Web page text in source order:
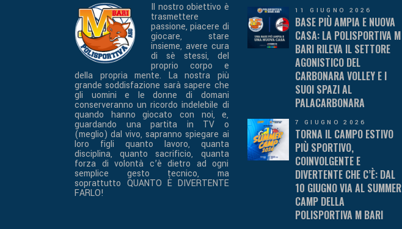
Il nostro obiettivo è
trasmettere
passione, piacere di
giocare, stare
insieme, avere cura
di sè stessi, del
proprio corpo e
della propria mente. La nostra più
grande soddisfazione sarà sapere che
gli uomini e le donne di domani
conserveranno un ricordo indelebile di
quando hanno giocato con noi, e,
guardando una partita in TV o
(meglio) dal vivo, sapranno spiegare ai
loro figli quanto lavoro, quanta
disciplina, quanto sacrificio, quanta
forza di volontà c’è dietro ad ogni
semplice gesto tecnico, ma
soprattutto QUANTO È DIVERTENTE
FARLO!
11 GIUGNO 2026
BASE PIÙ AMPIA E NUOVA
CASA: LA POLISPORTIVA M
BARI RILEVA IL SETTORE
AGONISTICO DEL
CARBONARA VOLLEY E I
SUOI SPAZI AL
PALACARBONARA
7 GIUGNO 2026
TORNA IL CAMPO ESTIVO
PIÙ SPORTIVO,
COINVOLGENTE E
DIVERTENTE CHE C’È: DAL
10 GIUGNO VIA AL SUMMER
CAMP DELLA
POLISPORTIVA M BARI